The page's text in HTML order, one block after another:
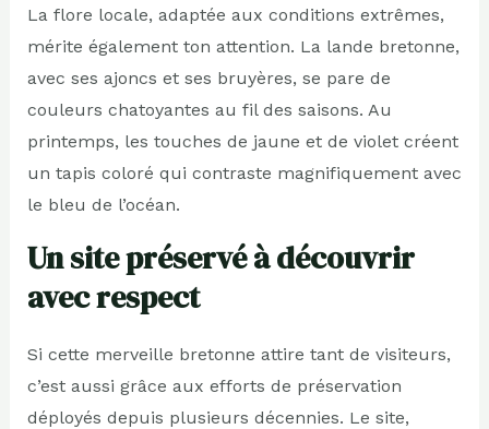
La flore locale, adaptée aux conditions extrêmes,
mérite également ton attention. La lande bretonne,
avec ses ajoncs et ses bruyères, se pare de
couleurs chatoyantes au fil des saisons. Au
printemps, les touches de jaune et de violet créent
un tapis coloré qui contraste magnifiquement avec
le bleu de l’océan.
Un site préservé à découvrir
avec respect
Si cette merveille bretonne attire tant de visiteurs,
c’est aussi grâce aux efforts de préservation
déployés depuis plusieurs décennies. Le site,